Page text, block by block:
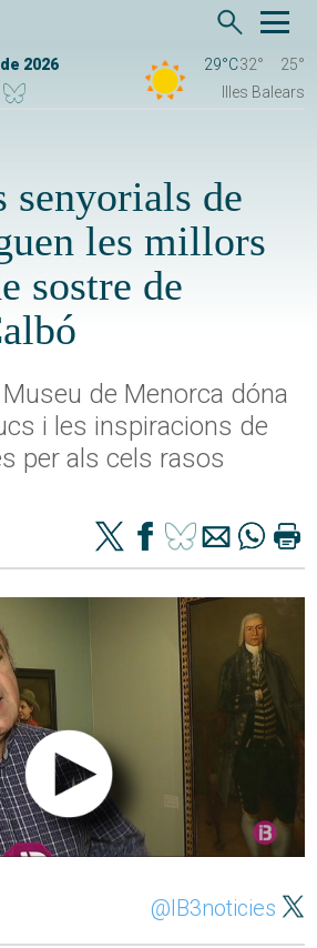
2026 29°C32°
25°
Illes Balears
senyorials de
les millors
sostre de
de Menorca dóna
i les inspiracions de
per als cels rasos
@IB3noticies